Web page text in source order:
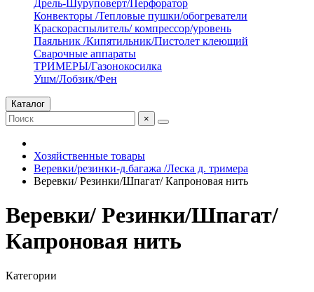
Дрель-Шуруповерт/Перфоратор
Конвекторы /Тепловые пушки/обогреватели
Краскораспылитель/ компрессор/уровень
Паяльник /Кипятильник/Пистолет клеющий
Сварочные аппараты
ТРИМЕРЫ/Газонокосилка
Ушм/Лобзик/Фен
Каталог
×
Хозяйственные товары
Веревки/резинки-д.багажа /Леска д. тримера
Веревки/ Резинки/Шпагат/ Капроновая нить
Веревки/ Резинки/Шпагат/
Капроновая нить
Категории